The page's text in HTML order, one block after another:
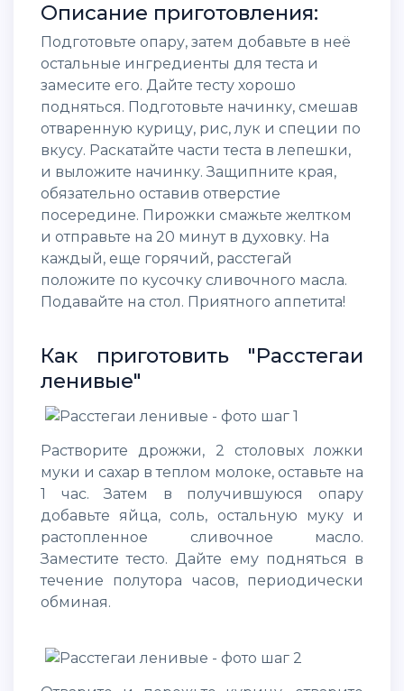
Описание приготовления:
Подготовьте опару, затем добавьте в неё
остальные ингредиенты для теста и
замесите его. Дайте тесту хорошо
подняться. Подготовьте начинку, смешав
отваренную курицу, рис, лук и специи по
вкусу. Раскатайте части теста в лепешки,
и выложите начинку. Защипните края,
обязательно оставив отверстие
посередине. Пирожки смажьте желтком
и отправьте на 20 минут в духовку. На
каждый, еще горячий, расстегай
положите по кусочку сливочного масла.
Подавайте на стол. Приятного аппетита!
Как приготовить "Расстегаи
ленивые"
Растворите дрожжи, 2 столовых ложки
муки и сахар в теплом молоке, оставьте на
1 час. Затем в получившуюся опару
добавьте яйца, соль, остальную муку и
растопленное сливочное масло.
Заместите тесто. Дайте ему подняться в
течение полутора часов, периодически
обминая.